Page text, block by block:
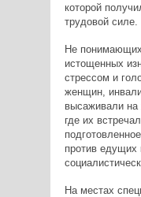
которой
трудовой силе.
Не
истощенных
стрессом и
женщин,
высаживали на
где их
против едущих
На местах